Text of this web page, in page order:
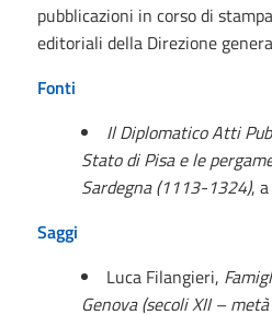
pubblicazioni in corso di
editoriali della Direzione
Fonti
Il Diplomatico Atti
Stato di Pisa e le
Sardegna (1113-1324),
Saggi
Luca Filangieri,
Genova (secoli XII – metà